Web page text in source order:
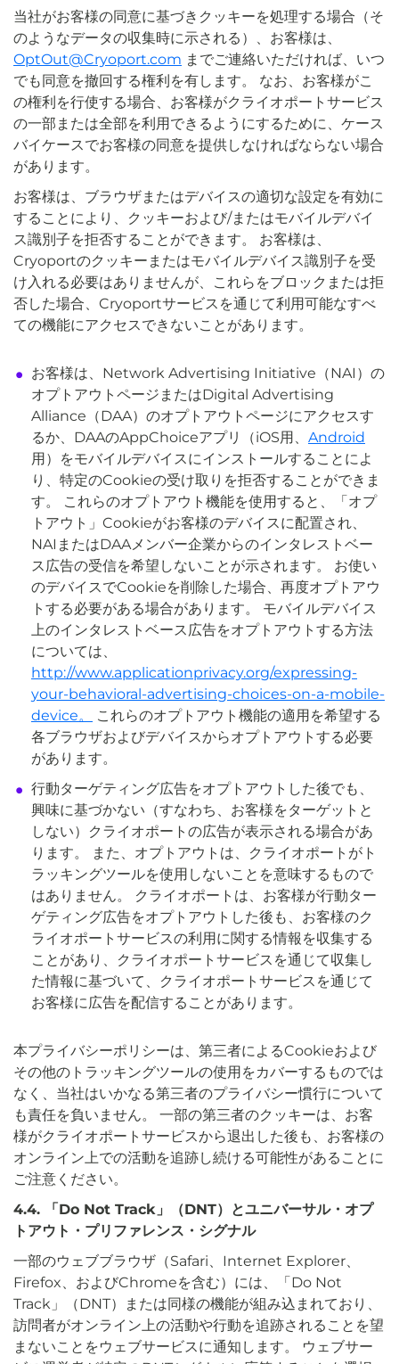
当社がお客様の同意に基づきクッキーを処理する場合（そ
のようなデータの収集時に示される）、お客様は、
OptOut@Cryoport.com までご連絡いただければ、いつ
でも同意を撤回する権利を有します。 なお、お客様がこ
の権利を行使する場合、お客様がクライオポートサービス
の一部または全部を利用できるようにするために、ケース
バイケースでお客様の同意を提供しなければならない場合
があります。
お客様は、ブラウザまたはデバイスの適切な設定を有効に
することにより、クッキーおよび/またはモバイルデバイ
ス識別子を拒否することができます。 お客様は、
Cryoportのクッキーまたはモバイルデバイス識別子を受
け入れる必要はありませんが、これらをブロックまたは拒
否した場合、Cryoportサービスを通じて利用可能なすべ
ての機能にアクセスできないことがあります。
お客様は、Network Advertising Initiative（NAI）の
オプトアウトページまたはDigital Advertising
Alliance（DAA）のオプトアウトページにアクセスす
るか、DAAのAppChoiceアプリ（iOS用、 Android
用）をモバイルデバイスにインストールすることによ
り、特定のCookieの受け取りを拒否することができま
す。 これらのオプトアウト機能を使用すると、「オプ
トアウト」Cookieがお客様のデバイスに配置され、
NAIまたはDAAメンバー企業からのインタレストベー
ス広告の受信を希望しないことが示されます。 お使い
のデバイスでCookieを削除した場合、再度オプトアウ
トする必要がある場合があります。 モバイルデバイス
上のインタレストベース広告をオプトアウトする方法
については、
http://www.applicationprivacy.org/expressing-
your-behavioral-advertising-choices-on-a-mobile-
device。
これらのオプトアウト機能の適用を希望する
各ブラウザおよびデバイスからオプトアウトする必要
があります。
行動ターゲティング広告をオプトアウトした後でも、
興味に基づかない（すなわち、お客様をターゲットと
しない）クライオポートの広告が表示される場合があ
ります。 また、オプトアウトは、クライオポートがト
ラッキングツールを使用しないことを意味するもので
はありません。 クライオポートは、お客様が行動ター
ゲティング広告をオプトアウトした後も、お客様のク
ライオポートサービスの利用に関する情報を収集する
ことがあり、クライオポートサービスを通じて収集し
た情報に基づいて、クライオポートサービスを通じて
お客様に広告を配信することがあります。
本プライバシーポリシーは、第三者によるCookieおよび
その他のトラッキングツールの使用をカバーするものでは
なく、当社はいかなる第三者のプライバシー慣行について
も責任を負いません。 一部の第三者のクッキーは、お客
様がクライオポートサービスから退出した後も、お客様の
オンライン上での活動を追跡し続ける可能性があることに
ご注意ください。
4.4. 「Do Not Track」（DNT）とユニバーサル・オプ
トアウト・プリファレンス・シグナル
一部のウェブブラウザ（Safari、Internet Explorer、
Firefox、およびChromeを含む）には、「Do Not
Track」（DNT）または同様の機能が組み込まれており、
訪問者がオンライン上の活動や行動を追跡されることを望
まないことをウェブサービスに通知します。 ウェブサー